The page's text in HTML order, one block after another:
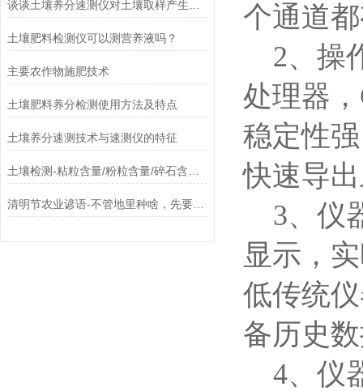
土壤肥料检测仪可以测营养液吗？
主要农作物施肥技术
土壤肥料养分检测使用方法及特点
土壤养分速测技术与速测仪的特征
清明节农业谚语-不管地里种啥，先要测土施肥
个通道
2、操
处理器
稳定性
快速导
3、仪
显示，
低传统
备历史
4、仪